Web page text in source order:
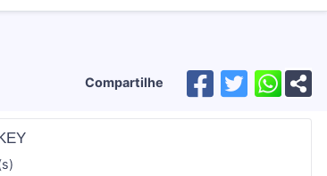
Compartilhe